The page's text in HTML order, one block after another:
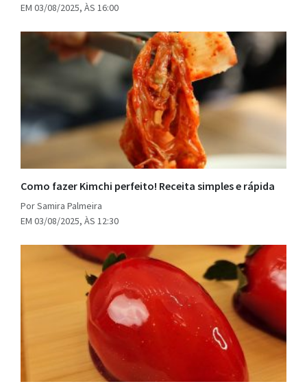
EM 03/08/2025, ÀS 16:00
Como fazer Kimchi perfeito! Receita simples e rápida
Por Samira Palmeira
EM 03/08/2025, ÀS 12:30